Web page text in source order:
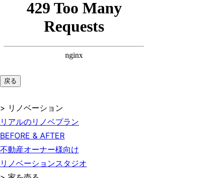
戻る
> リノベーション
リアルのリノベプラン
BEFORE & AFTER
不動産オーナー様向け
リノベーションスタジオ